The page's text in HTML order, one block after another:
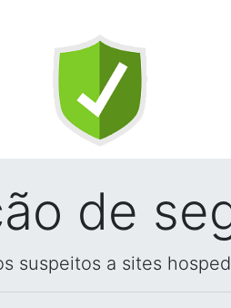
de
suspeitos a sites